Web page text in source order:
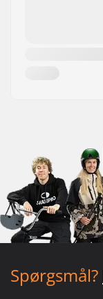
Spørgsmål?